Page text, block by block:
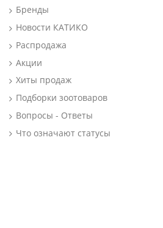
Бренды
Новости КАТИКО
Распродажа
Акции
Хиты продаж
Подборки зоотоваров
Вопросы - Ответы
Что означают статусы